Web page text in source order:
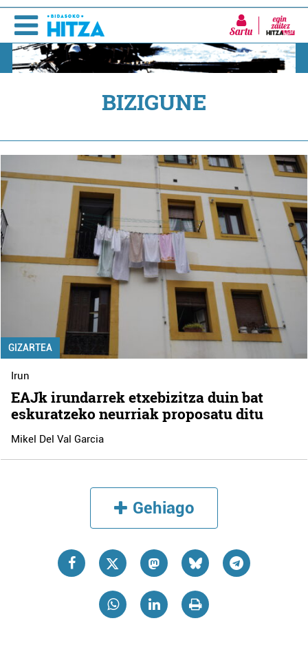
Sartu
BIZIGUNE
GIZARTEA
Irun
EAJk irundarrek etxebizitza duin bat
eskuratzeko neurriak proposatu ditu
Mikel Del Val Garcia
Gehiago